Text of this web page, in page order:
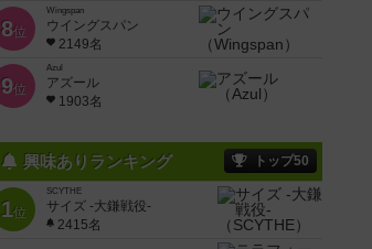
8位
Wingspan
ウイングスパン
2149名
9位
Azul
アズール
1903名
興味ありランキング トップ50
1位
SCYTHE
サイズ -大鎌戦役-
2415名